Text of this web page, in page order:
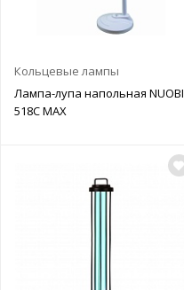
Кольцевые лампы
Лампа-лупа напольная NUOBI
518C MAX